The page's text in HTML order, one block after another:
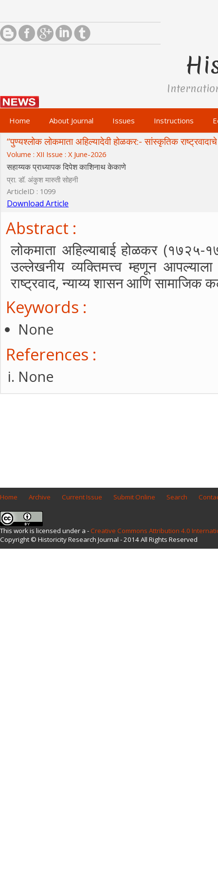
Home About Journal Issues Instructions
“पुण्यश्लोक लोकमाता अहिल्यादेवी होळकर:- सांस्कृतिक
Volume : XII Issue : X June-2026
सहाय्यक प्राध्यापक दिपेश काशिनाथ केकाणे
प्रा. डॉ. अंकुश मारुती सोहनी
ArticleID : 1099
Download Article
Abstract :
लोकमाता अहिल्याबाई होळकर (१७२५-
उल्लेखनीय व्यक्तिमत्त्व म्हणून
राष्ट्रवाद, न्याय्य शासन आणि सामाजिक
Keywords :
None
References :
None
Home Archive Current Issue Submit Online Search
This work is licensed under a - Creative Commons Attribution 4.0
Copyright © Historicity Research Journal - 2014 All Rights Reserved